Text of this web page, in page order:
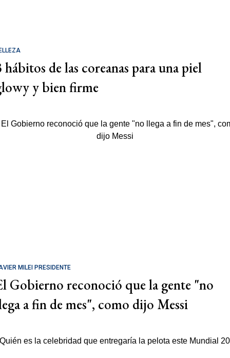
hábitos de las coreanas para una piel
y bien firme
MILEI PRESIDENTE
Gobierno reconoció que la gente "no
a fin de mes", como dijo Messi